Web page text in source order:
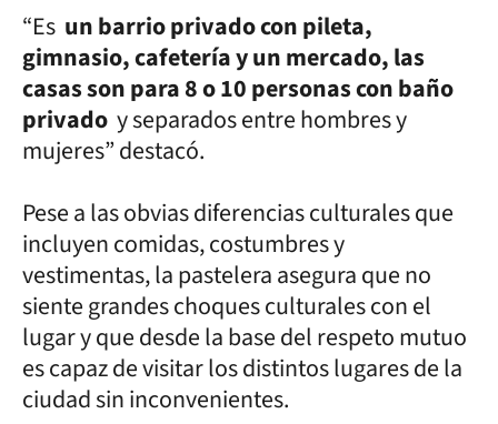
“Es un barrio privado con pileta,
gimnasio, cafetería y un mercado, las
casas son para 8 o 10 personas con baño
privado y separados entre hombres y
mujeres” destacó.
Pese a las obvias diferencias culturales que
incluyen comidas, costumbres y
vestimentas, la pastelera asegura que no
siente grandes choques culturales con el
lugar y que desde la base del respeto mutuo
es capaz de visitar los distintos lugares de la
ciudad sin inconvenientes.